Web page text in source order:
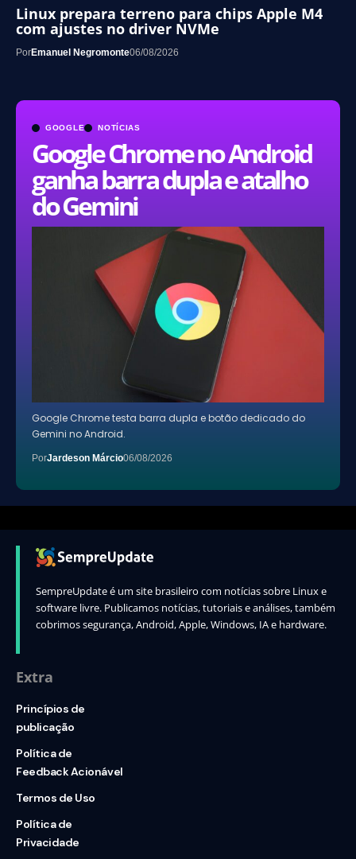
GOOGLE NOTÍCIAS
Google Chrome no Android
ganha barra dupla e atalho
do Gemini
Google Chrome testa barra dupla e botão dedicado do
Gemini no Android.
PorJardeson Márcio06/08/2026
Linux prepara terreno para chips Apple M4
com ajustes no driver NVMe
PorEmanuel Negromonte06/08/2026
SempreUpdate é um site brasileiro com notícias sobre Linux e
software livre. Publicamos notícias, tutoriais e análises, também
cobrimos segurança, Android, Apple, Windows, IA e hardware.
Extra
Princípios de
publicação
Política de
Feedback Acionável
Termos de Uso
Política de
Privacidade